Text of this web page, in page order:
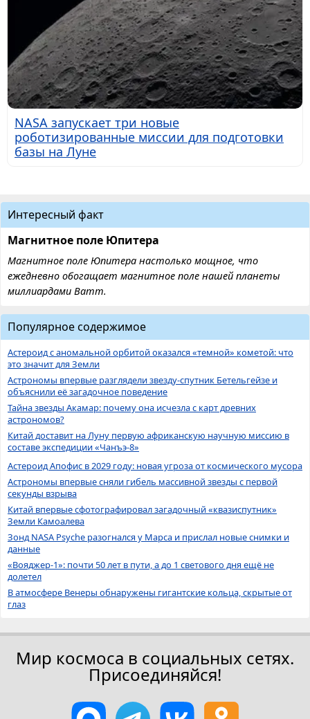
NASA запускает три новые
роботизированные миссии для подготовки
базы на Луне
Интересный факт
Магнитное поле Юпитера
Магнитное поле Юпитера настолько мощное, что
ежедневно обогащает магнитное поле нашей планеты
миллиардами Ватт.
Популярное содержимое
Астероид с аномальной орбитой оказался «темной» кометой: что
это значит для Земли
Астрономы впервые разглядели звезду-спутник Бетельгейзе и
объяснили её загадочное поведение
Тайна звезды Акамар: почему она исчезла с карт древних
астрономов?
Китай доставит на Луну первую африканскую научную миссию в
составе экспедиции «Чанъэ-8»
Астероид Апофис в 2029 году: новая угроза от космического мусора
Астрономы впервые сняли гибель массивной звезды с первой
секунды взрыва
Китай впервые сфотографировал загадочный «квазиспутник»
Земли Камоалева
Зонд NASA Psyche разогнался у Марса и прислал новые снимки и
данные
«Вояджер-1»: почти 50 лет в пути, а до 1 светового дня ещё не
долетел
В атмосфере Венеры обнаружены гигантские кольца, скрытые от
глаз
Мир космоса в социальных сетях.
Присоединяйся!